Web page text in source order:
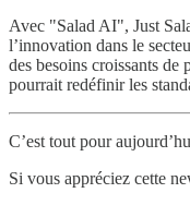
Avec "Salad AI", Just
l’innovation dans le
des besoins croissants de
pourrait redéfinir les
C’est tout pour
Si vous appréciez cette